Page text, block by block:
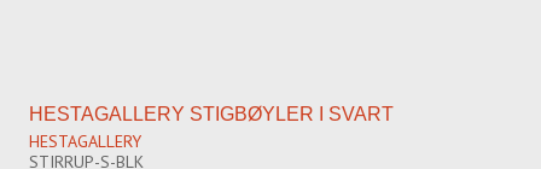
HESTAGALLERY STIGBØYLER I SVART
HESTAGALLERY
STIRRUP-S-BLK